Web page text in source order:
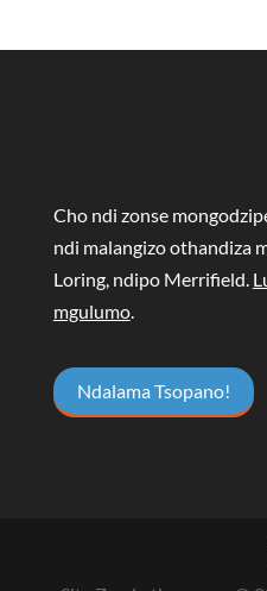
Cho ndi zonse
ndi malangizo othandiza
Loring, ndipo Merrifield.
mgulumo.
Ndalama Tsopano!